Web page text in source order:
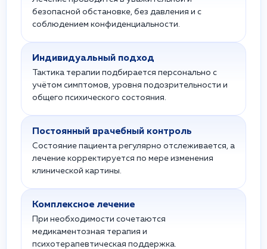
безопасной обстановке, без давления и с
соблюдением конфиденциальности.
Индивидуальный подход
Тактика терапии подбирается персонально с
учётом симптомов, уровня подозрительности и
общего психического состояния.
Постоянный врачебный контроль
Состояние пациента регулярно отслеживается, а
лечение корректируется по мере изменения
клинической картины.
Комплексное лечение
При необходимости сочетаются
медикаментозная терапия и
психотерапевтическая поддержка.